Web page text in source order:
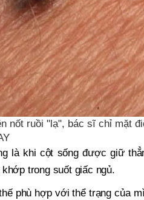
nốt ruồi "lạ", bác sĩ chỉ mặt
là khi cột sống được giữ
trong suốt giấc ngủ.
phù hợp với thể trạng của